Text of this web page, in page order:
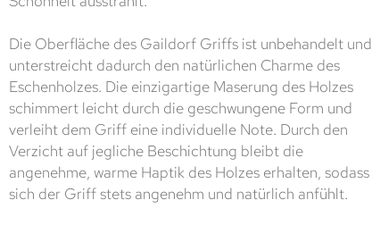
Die Oberfläche des Gaildorf Griffs ist unbehandelt und
unterstreicht dadurch den natürlichen Charme des
Eschenholzes. Die einzigartige Maserung des Holzes
schimmert leicht durch die geschwungene Form und
verleiht dem Griff eine individuelle Note. Durch den
Verzicht auf jegliche Beschichtung bleibt die
angenehme, warme Haptik des Holzes erhalten, sodass
sich der Griff stets angenehm und natürlich anfühlt.